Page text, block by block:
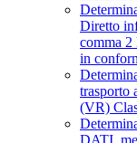
Diretto
comma 2
in
trasporto
(VR)